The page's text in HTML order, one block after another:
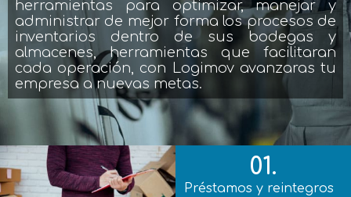
herramientas para optimizar, manejar y
administrar de mejor forma los procesos de
inventarios dentro de sus bodegas y
almacenes, herramientas que facilitaran
cada operación, con Logimov avanzaras tu
empresa a nuevas metas.
01.
Préstamos y reintegros